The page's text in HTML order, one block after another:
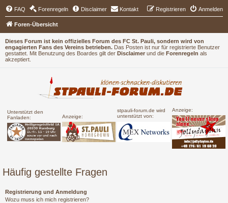
Dieses Forum ist kein offizielles Forum des FC St. Pauli, sondern wird von
engagierten Fans des Vereins betrieben. Das Posten ist nur für registrierte Benutzer
gestattet. Mit Benutzung des Boardes gilt der Disclaimer und die Forenregeln als
akzeptiert.
Unterstützt den
Fanladen:
Anzeige:
stpauli-forum.de wird
unterstützt von:
Anzeige:
FAQ Forenregeln Disclaimer Kontakt Anmelden
Registrieren
Foren-Übersicht
Häufig gestellte Fragen
Registrierung und Anmeldung
Wozu muss ich mich registrieren?